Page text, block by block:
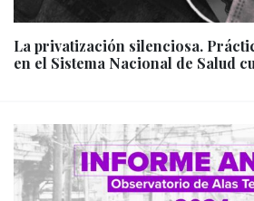
La privatización silenciosa.
en el Sistema Nacional de Salud